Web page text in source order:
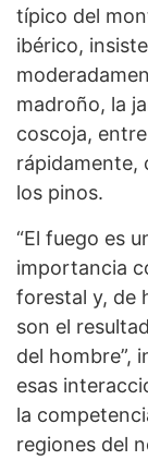
típico del
ibérico,
madroño, la
coscoja,
rápidamente,
los pinos.
“El fuego es
importancia
forestal y, de
son el
del hombre”,
esas
la
regiones del